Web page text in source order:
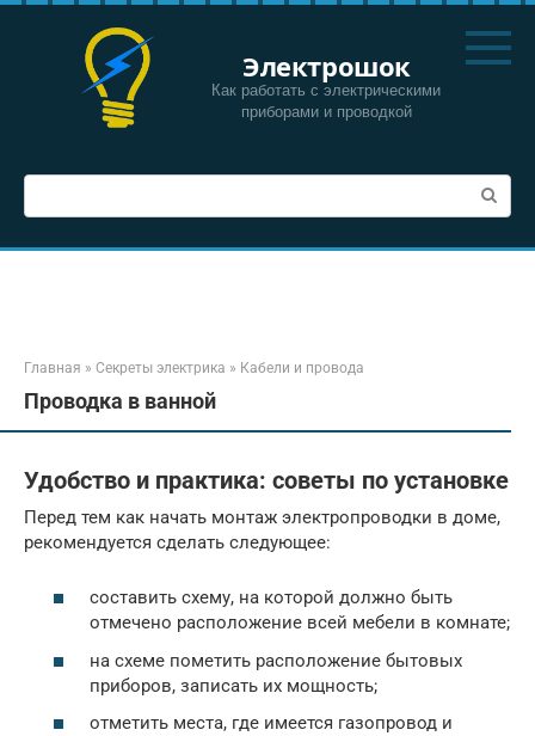
Перейти
Электрошок
Как работать с электрическими
приборами и проводкой
Поиск:
Главная » Секреты электрика » Кабели и провода
Проводка в ванной
Удобство и практика: советы по установке
Перед тем как начать монтаж электропроводки в доме,
рекомендуется сделать следующее:
составить схему, на которой должно быть
отмечено расположение всей мебели в комнате;
на схеме пометить расположение бытовых
приборов, записать их мощность;
отметить места, где имеется газопровод и